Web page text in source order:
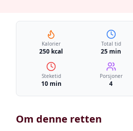
Kalorier
250 kcal
Total tid
25 min
Steketid
10 min
Porsjoner
4
Om denne retten